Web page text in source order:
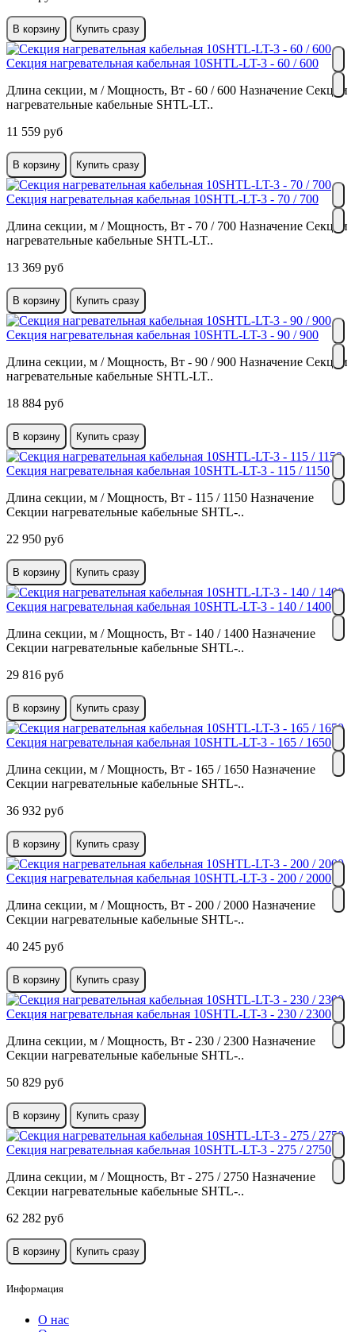
В корзину Купить сразу
Секция нагревательная кабельная 10SHTL-LT-3 - 60 / 600
Длина секции, м / Мощность, Вт - 60 / 600 Назначение Секции
нагревательные кабельные SHTL-LT..
11 559 руб
В корзину Купить сразу
Секция нагревательная кабельная 10SHTL-LT-3 - 70 / 700
Длина секции, м / Мощность, Вт - 70 / 700 Назначение Секции
нагревательные кабельные SHTL-LT..
13 369 руб
В корзину Купить сразу
Секция нагревательная кабельная 10SHTL-LT-3 - 90 / 900
Длина секции, м / Мощность, Вт - 90 / 900 Назначение Секции
нагревательные кабельные SHTL-LT..
18 884 руб
В корзину Купить сразу
Секция нагревательная кабельная 10SHTL-LT-3 - 115 / 1150
Длина секции, м / Мощность, Вт - 115 / 1150 Назначение
Секции нагревательные кабельные SHTL-..
22 950 руб
В корзину Купить сразу
Секция нагревательная кабельная 10SHTL-LT-3 - 140 / 1400
Длина секции, м / Мощность, Вт - 140 / 1400 Назначение
Секции нагревательные кабельные SHTL-..
29 816 руб
В корзину Купить сразу
Секция нагревательная кабельная 10SHTL-LT-3 - 165 / 1650
Длина секции, м / Мощность, Вт - 165 / 1650 Назначение
Секции нагревательные кабельные SHTL-..
36 932 руб
В корзину Купить сразу
Секция нагревательная кабельная 10SHTL-LT-3 - 200 / 2000
Длина секции, м / Мощность, Вт - 200 / 2000 Назначение
Секции нагревательные кабельные SHTL-..
40 245 руб
В корзину Купить сразу
Секция нагревательная кабельная 10SHTL-LT-3 - 230 / 2300
Длина секции, м / Мощность, Вт - 230 / 2300 Назначение
Секции нагревательные кабельные SHTL-..
50 829 руб
В корзину Купить сразу
Секция нагревательная кабельная 10SHTL-LT-3 - 275 / 2750
Длина секции, м / Мощность, Вт - 275 / 2750 Назначение
Секции нагревательные кабельные SHTL-..
62 282 руб
В корзину Купить сразу
Информация
О нас